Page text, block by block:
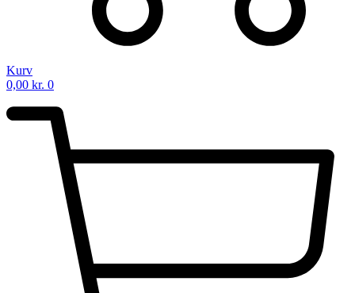
Kurv
0,00 kr. 0